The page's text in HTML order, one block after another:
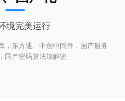
境完美运行
，东方通、中创中间件，国产服务
国产密码算法加解密